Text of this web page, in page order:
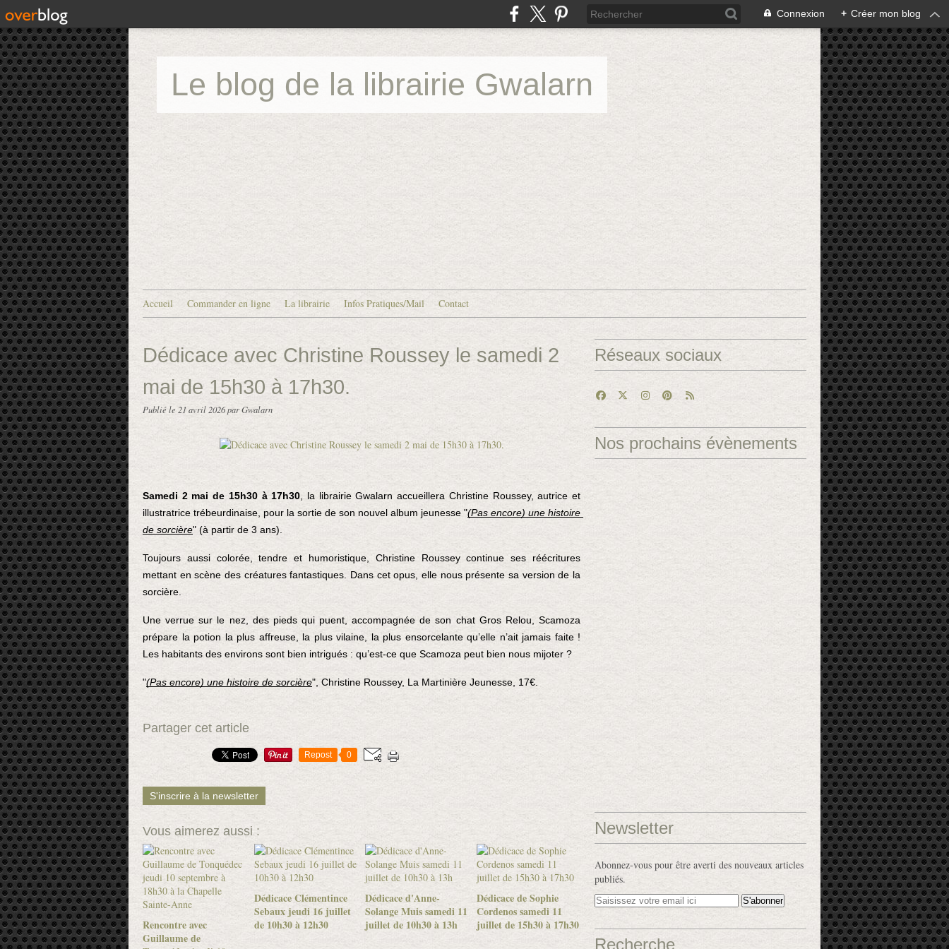
Connexion + Créer mon blog
Le blog de la librairie Gwalarn
Accueil Commander en ligne La librairie Infos Pratiques/Mail Contact
Dédicace avec Christine Roussey le samedi 2
mai de 15h30 à 17h30.
Publié le 21 avril 2026par Gwalarn
Samedi 2 mai de 15h30 à 17h30 , la librairie Gwalarn accueillera Christine Roussey, autrice et
illustratrice trébeurdinaise , pour la sortie de son nouvel album jeunesse "(Pas encore) une histoire
de sorcière" (à partir de 3 ans).
Toujours aussi colorée, tendre et humoristique, Christine Roussey continue ses réécritures
mettant en scène des créatures fantastiques. Dans cet opus, elle nous présente sa version de la
sorcière.
Une verrue sur le nez, des pieds qui puent, accompagnée de son chat Gros Relou, Scamoza
prépare la potion la plus affreuse, la plus vilaine, la plus ensorcelante qu’elle n’ait jamais faite !
Les habitants des environs sont bien intrigués : qu’est-ce que Scamoza peut bien nous mijoter ?
"(Pas encore) une histoire de sorcière", Christine Roussey, La Martinière Jeunesse, 17€.
Partager cet article
Repost 0
S'inscrire à la newsletter
Vous aimerez aussi :
Rencontre avec
Guillaume de
Dédicace Clémentince
Sebaux jeudi 16 juillet
de 10h30 à 12h30
Dédicace d'Anne-
Solange Muis samedi 11
juillet de 10h30 à 13h
Dédicace de Sophie
Cordenos samedi 11
juillet de 15h30 à 17h30
Réseaux sociaux
Nos prochains évènements
Newsletter
Abonnez-vous pour être averti des nouveaux articles
publiés.
Recherche